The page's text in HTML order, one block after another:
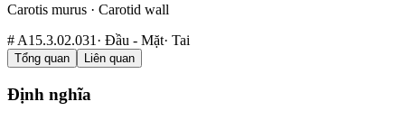
Carotis murus · Carotid wall
# A15.3.02.031 · Đầu - Mặt· Tai
Tổng quan Liên quan
Định nghĩa